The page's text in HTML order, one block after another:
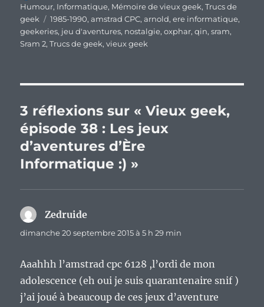
le
Humour, Informatique, Mémoire de vieux geek,Trucs de
geek
Étiquettes
1985-1990,amstrad CPC,arnold,ere informatique,
geekeries, jeu d'aventures, nostalgie,oxphar,qin,sram,
Sram 2,Trucs de geek,vieux geek
3 réflexions sur « Vieux geek,
épisode 38 : Les jeux
d’aventures d’Ère
Informatique :) »
Zedruide
dimanche 20 septembre 2015 à 5 h 29 min
Aaahhh l’amstrad cpc 6128 ,l’ordi de mon
adolescence (eh oui je suis quarantenaire snif )
j’ai joué à beaucoup de ces jeux d’aventure